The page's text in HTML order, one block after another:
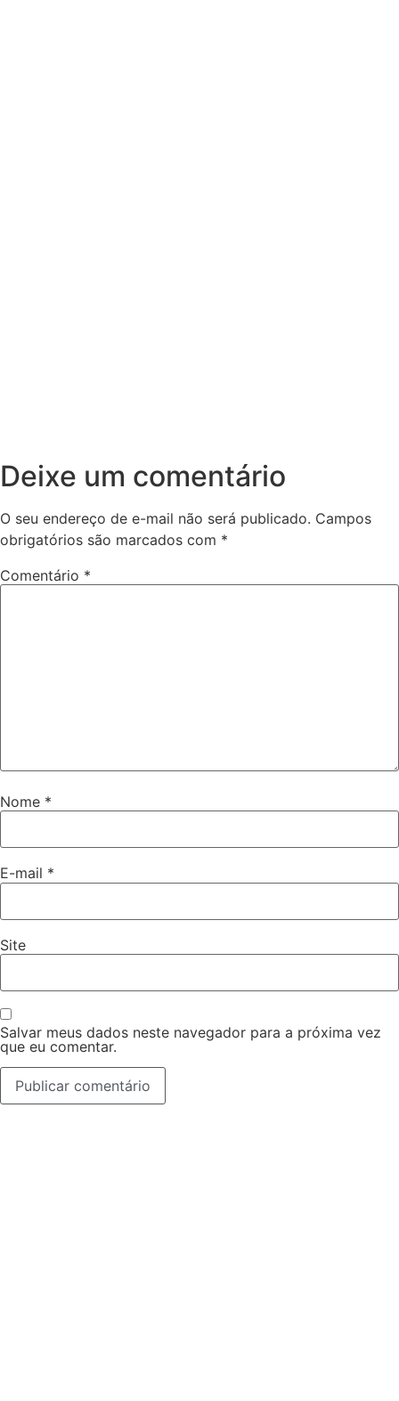
Deixe um comentário
O seu endereço de e-mail não será publicado. Campos
obrigatórios são marcados com *
Comentário *
Nome *
E-mail *
Site
Salvar meus dados neste navegador para a próxima vez
que eu comentar.